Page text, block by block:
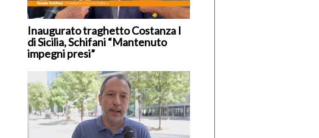
Inaugurato traghetto Costanza I
di Sicilia, Schifani “Mantenuto
impegni presi”